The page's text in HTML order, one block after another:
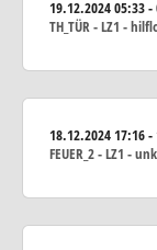
19.12.202405:33 -
TH_TÜR - LZ1 -
18.12.202417:16 -
FEUER_2 - LZ1 -